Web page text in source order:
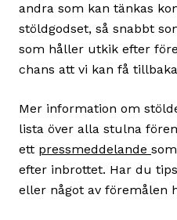
andra som kan tänkas
stöldgodset, så snabbt
som håller utkik efter
chans att vi kan få
Mer information om
lista över alla stulna
ett pressmeddelande
efter inbrottet. Har du
eller något av föremålen